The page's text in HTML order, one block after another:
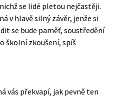
se lidé pletou nejčastěji.
v hlavě silný závěr, jenže si
se bude paměť, soustředění
školní zkoušení, spíš
vás překvapí, jak pevně ten